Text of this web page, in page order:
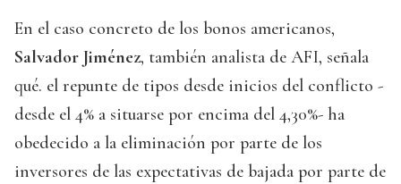
En el caso concreto de los bonos americanos,
Salvador Jiménez, también analista de AFI, señala
qué. el repunte de tipos desde inicios del conflicto -
desde el 4% a situarse por encima del 4,30%- ha
obedecido a la eliminación por parte de los
inversores de las expectativas de bajada por parte de